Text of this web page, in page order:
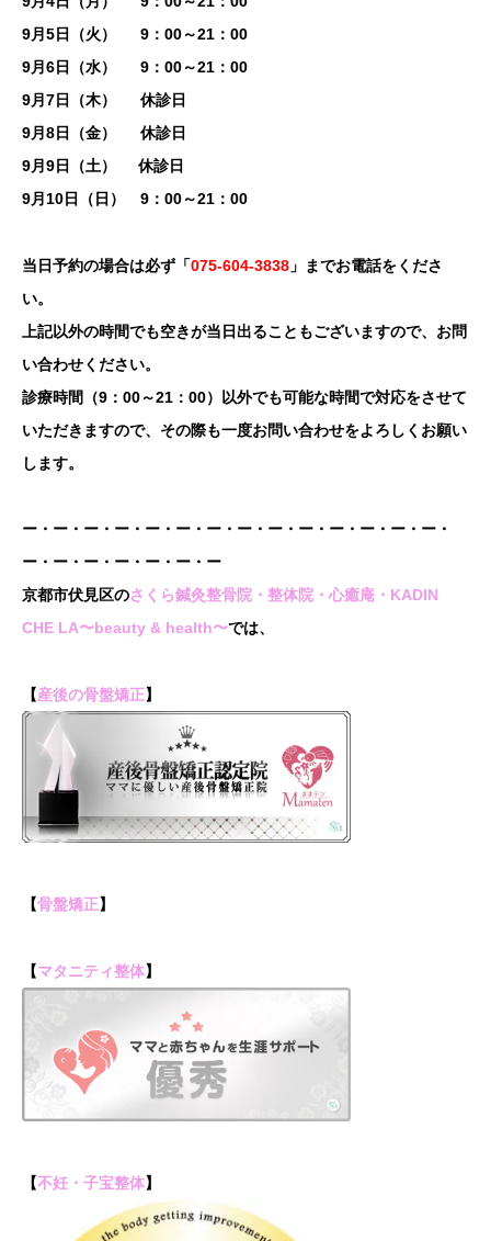
9月5日（火） 9 ：00～21：00
9月6日（水） 9 ：00～21：00
9月7日（木） 休診日
9月8日（金） 休診日
9月9日（土） 休診日
9月10日（日） 9 ：00～21：00
当日予約の場合は必ず「075-604-3838 」までお電話をくださ
い。
上記以外の時間でも空きが当日出ることもございますので、お問
い合わせください。
診療時間（9：00～21：00）以外でも可能な時間で対応をさせて
いただきますので、その際も一度お問い合わせをよろしくお願い
します。
ー・ー・ー・ー・ー・ー・ー・ー・ー・ー・ー・ー・ー・ー・
ー・ー・ー・ー・ー・ー・ー
京都市伏見区のさくら鍼灸整骨院・整体院・心癒庵・KADIN
CHE LA〜beauty & health〜では、
【産後の骨盤矯正】
【骨盤矯正】
【マタニティ整体】
【不妊・子宝整体】